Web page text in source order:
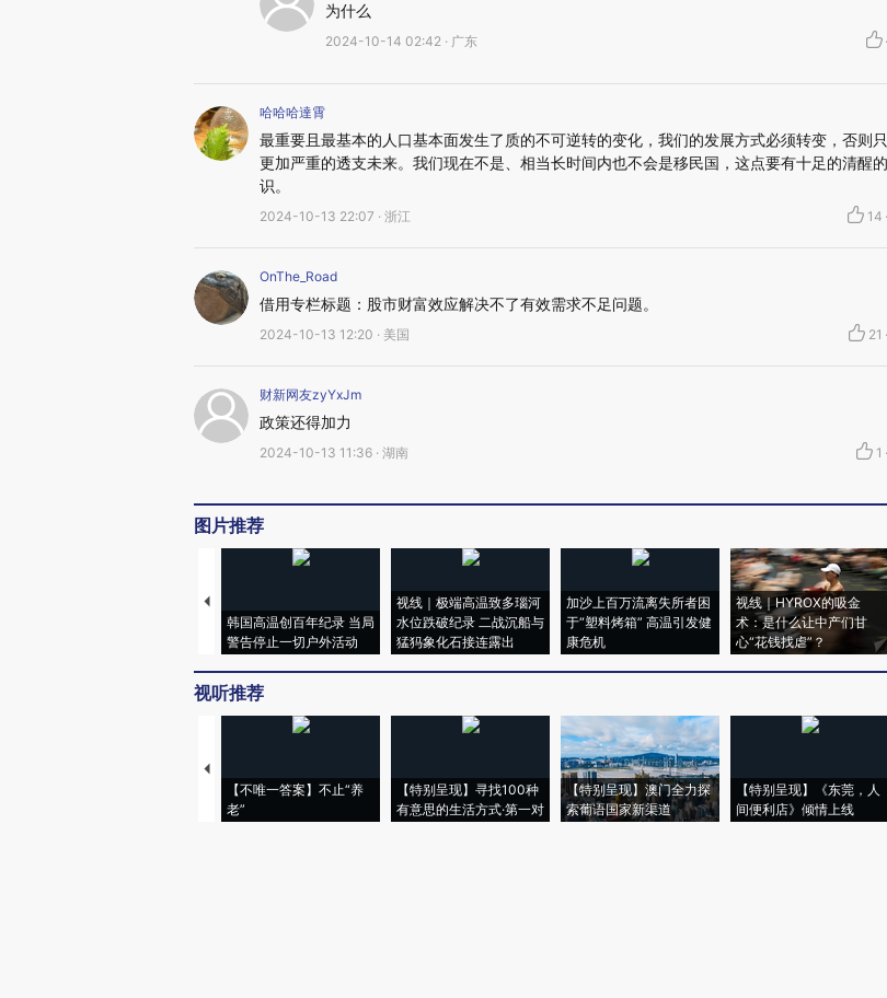
为什么
2024-10-14 02:42 · 广东 ·
哈哈哈達霄
最重要且最基本的人口基本面发生了质的不可逆转的变化，我们的发展方式必须转变，否则
更加严重的透支未来。我们现在不是、相当长时间内也不会是移民国，这点要有十足的清醒
识。
2024-10-13 22:07 · 浙江 14 ·
OnThe_Road
借用专栏标题：股市财富效应解决不了有效需求不足问题。
2024-10-13 12:20 · 美国 21 ·
财新网友zyYxJm
政策还得加力
2024-10-13 11:36 · 湖南 1 ·
图片推荐
韩国高温创百年纪录 当局
警告停止一切户外活动
视线｜极端高温致多瑙河
水位跌破纪录 二战沉船与
猛犸象化石接连露出
加沙上百万流离失所者困
于“塑料烤箱” 高温引发健
康危机
视线｜HYROX的吸金
术：是什么让中产们甘
心“花钱找虐”？
视听推荐
【不唯一答案】不止“养
老”
【特别呈现】寻找100种
有意思的生活方式·第一对
【特别呈现】澳门全力探
索葡语国家新渠道
【特别呈现】《东莞，人
间便利店》倾情上线